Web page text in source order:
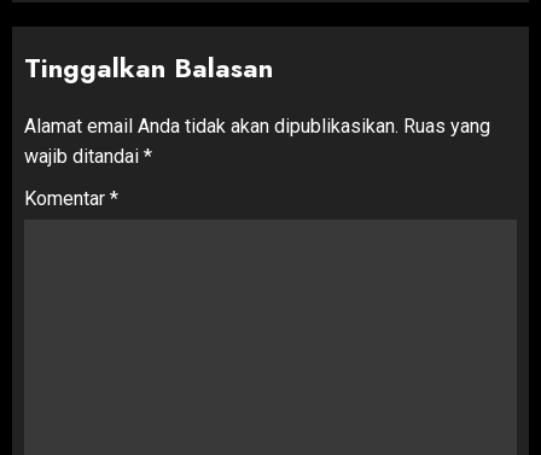
Tinggalkan Balasan
Alamat email Anda tidak akan dipublikasikan. Ruas yang
wajib ditandai *
Komentar *